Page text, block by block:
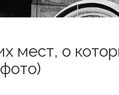
мест, о